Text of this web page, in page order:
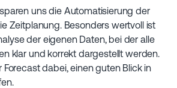
uns die Automatisierung der
Zeitplanung. Besonders wertvoll ist
der eigenen Daten, bei der alle
klar und korrekt dargestellt werden.
dabei, einen guten Blick in